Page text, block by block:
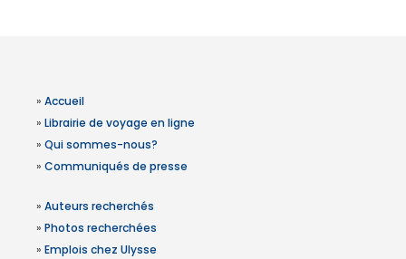
» Accueil
» Librairie de voyage en ligne
» Qui sommes-nous?
» Communiqués de presse
» Auteurs recherchés
» Photos recherchées
» Emplois chez Ulysse